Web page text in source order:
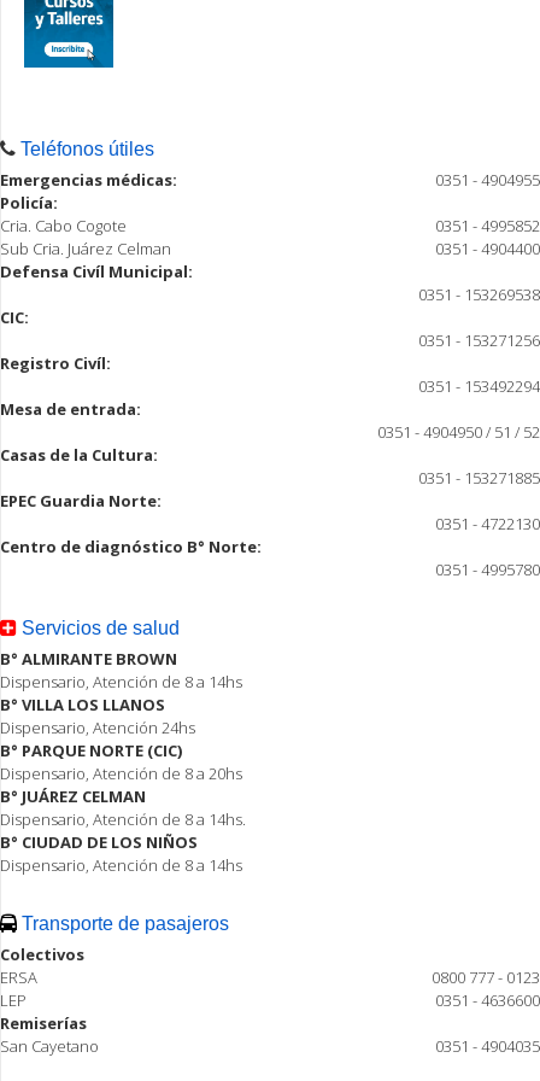
Teléfonos útiles
Emergencias médicas:
0351 - 4904955
Policía:
Cria. Cabo Cogote
0351 - 4995852
Sub Cria. Juárez Celman
0351 - 4904400
Defensa Civíl Municipal:
0351 - 153269538
CIC:
0351 - 153271256
Registro Civíl:
0351 - 153492294
Mesa de entrada:
0351 - 4904950 / 51 / 52
Casas de la Cultura:
0351 - 153271885
EPEC Guardia Norte:
0351 - 4722130
Centro de diagnóstico B° Norte:
0351 - 4995780
Servicios de salud
B° ALMIRANTE BROWN
Dispensario, Atención de 8 a 14hs
B° VILLA LOS LLANOS
Dispensario, Atención 24hs
B° PARQUE NORTE (CIC)
Dispensario, Atención de 8 a 20hs
B° JUÁREZ CELMAN
Dispensario, Atención de 8 a 14hs.
B° CIUDAD DE LOS NIÑOS
Dispensario, Atención de 8 a 14hs
Transporte de pasajeros
Colectivos
ERSA
0800 777 - 0123
LEP
0351 - 4636600
Remiserías
San Cayetano
0351 - 4904035